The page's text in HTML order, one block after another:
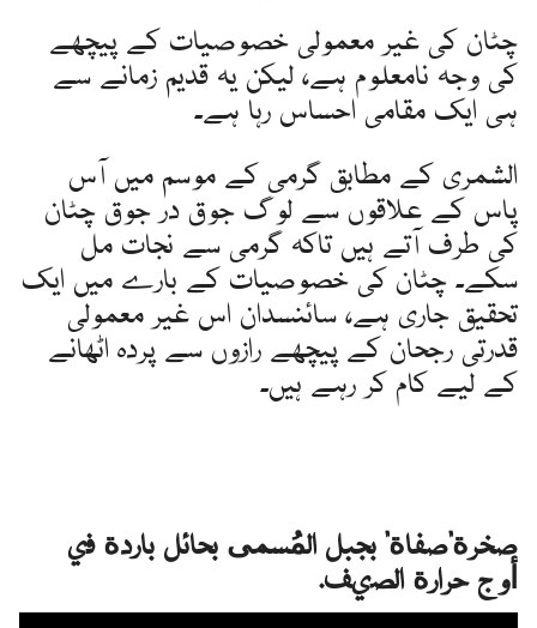
چٹان کی غیر معمولی خصوصیات کے پیچھے
کی وجہ نامعلوم ہے، لیکن یہ قدیم زمانے سے
ہی ایک مقامی احساس رہا ہے۔
الشمری کے مطابق گرمی کے موسم میں آس
پاس کے علاقوں سے لوگ جوق در جوق چٹان
کی طرف آتے ہیں تاکہ گرمی سے نجات مل
سکے۔ چٹان کی خصوصیات کے بارے میں ایک
تحقیق جاری ہے، سائنسدان اس غیر معمولی
قدرتی رجحان کے پیچھے رازوں سے پردہ اٹھانے
کے لیے کام کر رہے ہیں۔
صخرة"صفاة" بجبل المُسمى بحائل باردة في
أوج حرارة الصيف.